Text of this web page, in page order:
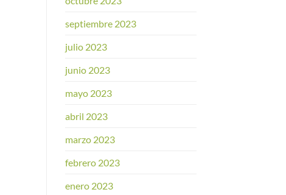
septiembre 2023
julio 2023
junio 2023
mayo 2023
abril 2023
marzo 2023
febrero 2023
enero 2023